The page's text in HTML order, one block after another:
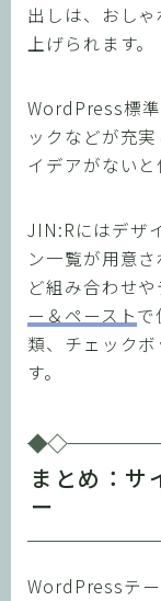
出しは、おし
上げられます。
WordPress標
ックなどが充
イデアがないと
JIN:Rにはデザ
ン一覧が用意
ど組み合わせ
ー＆ペーストで
類、チェック
す。
まとめ：サ
ー
WordPressテ